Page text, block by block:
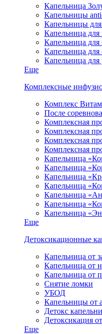
Капельница
Капельницы
Капельницы
Капельница для
Капельница для
Капельница для
Капельница для
Еще
Комплексные
Комплекс
После
Комплексная
Комплексная
Комплексная
Комплексная
Капельница
Капельница
Капельница
Капельница
Капельница
Капельница
Капельница
Еще
Детоксикационные
Капельница от
Капельница от
Капельница от
Снятие ломки
УБОД
Капельницы от
Детокс
Детоксикация
Еще